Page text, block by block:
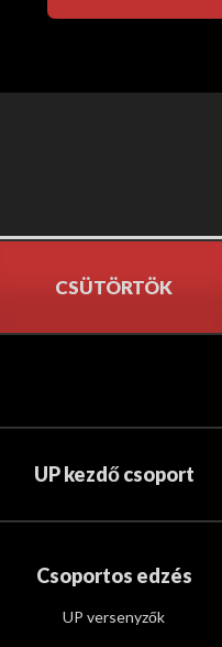
CSÜTÖRTÖK
UP kezdő csoport
Csoportos edzés
UP versenyzők